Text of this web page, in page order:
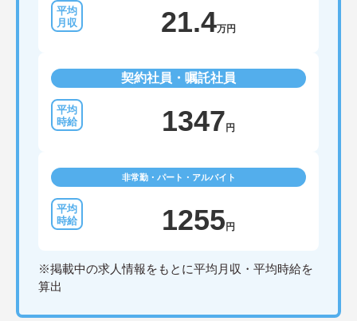
21.4万円
契約社員・嘱託社員
1347 円
非常勤・パート・アルバイト
1255 円
※掲載中の求人情報をもとに平均月収・平均時給を
算出